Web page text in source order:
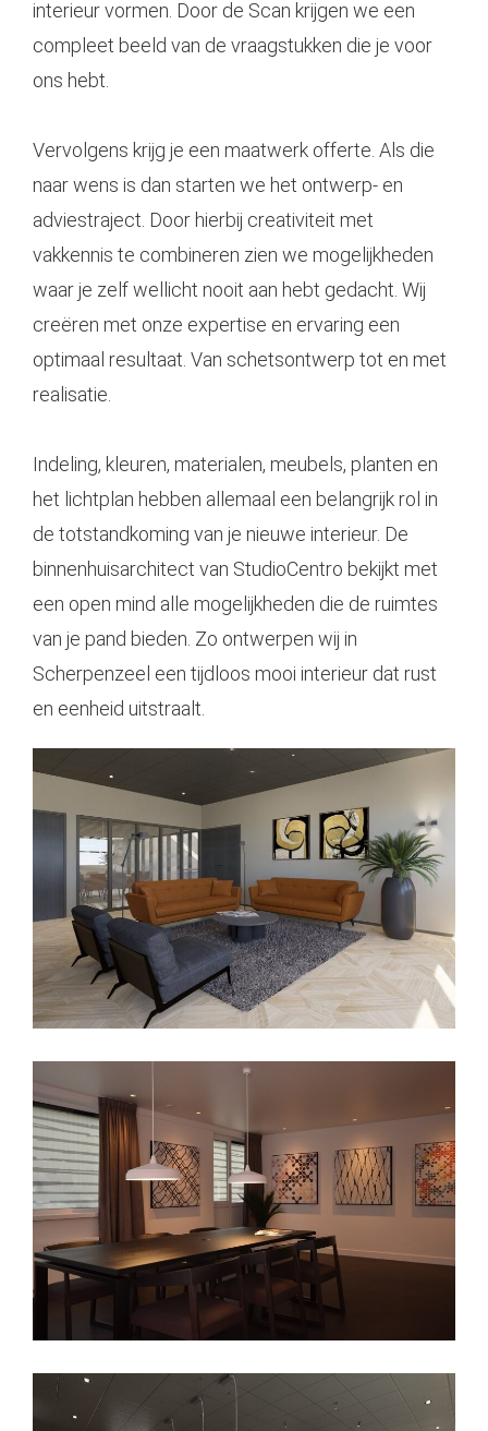
interieur vormen. Door de Scan krijgen we een
compleet beeld van de vraagstukken die je voor
ons hebt.
Vervolgens krijg je een maatwerk offerte. Als die
naar wens is dan starten we het ontwerp- en
adviestraject. Door hierbij creativiteit met
vakkennis te combineren zien we mogelijkheden
waar je zelf wellicht nooit aan hebt gedacht. Wij
creëren met onze expertise en ervaring een
optimaal resultaat. Van schetsontwerp tot en met
realisatie.
Indeling, kleuren, materialen, meubels, planten en
het lichtplan hebben allemaal een belangrijk rol in
de totstandkoming van je nieuwe interieur. De
binnenhuisarchitect van StudioCentro bekijkt met
een open mind alle mogelijkheden die de ruimtes
van je pand bieden. Zo ontwerpen wij in
Scherpenzeel een tijdloos mooi interieur dat rust
en eenheid uitstraalt.